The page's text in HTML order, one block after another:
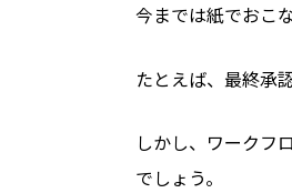
今までは紙でおこ
たとえば、最終承
しかし、ワークフ
でしょう。